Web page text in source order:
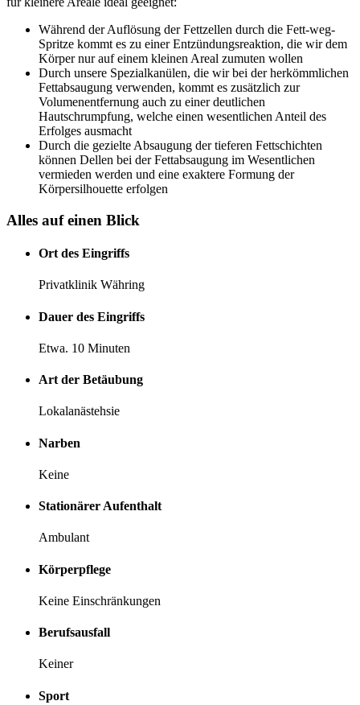
Während der Auflösung der Fettzellen durch die Fett-weg-
Spritze kommt es zu einer Entzündungsreaktion, die wir dem
Körper nur auf einem kleinen Areal zumuten wollen
Durch unsere Spezialkanülen, die wir bei der herkömmlichen
Fettabsaugung verwenden, kommt es zusätzlich zur
Volumenentfernung auch zu einer deutlichen
Hautschrumpfung, welche einen wesentlichen Anteil des
Erfolges ausmacht
Durch die gezielte Absaugung der tieferen Fettschichten
können Dellen bei der Fettabsaugung im Wesentlichen
vermieden werden und eine exaktere Formung der
Körpersilhouette erfolgen
Alles auf einen Blick
Ort des Eingriffs
Privatklinik Währing
Dauer des Eingriffs
Etwa. 10 Minuten
Art der Betäubung
Lokalanästehsie
Narben
Keine
Stationärer Aufenthalt
Ambulant
Körperpflege
Keine Einschränkungen
Berufsausfall
Keiner
Sport